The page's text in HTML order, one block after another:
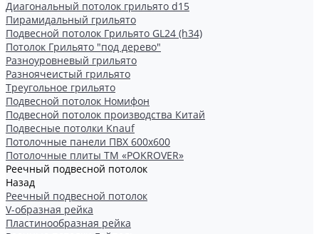
Диагональный потолок грильято d15
Пирамидальный грильято
Подвесной потолок Грильято GL24 (h34)
Потолок Грильято "под дерево"
Разноуровневый грильято
Разноячеистый грильято
Треугольное грильято
Подвесной потолок Номифон
Подвесной потолок производства Китай
Подвесные потолки Knauf
Потолочные панели ПВХ 600х600
Потолочные плиты ТМ «POKROVER»
Реечный подвесной потолок
Назад
Реечный подвесной потолок
V-образная рейка
Пластинообразная рейка